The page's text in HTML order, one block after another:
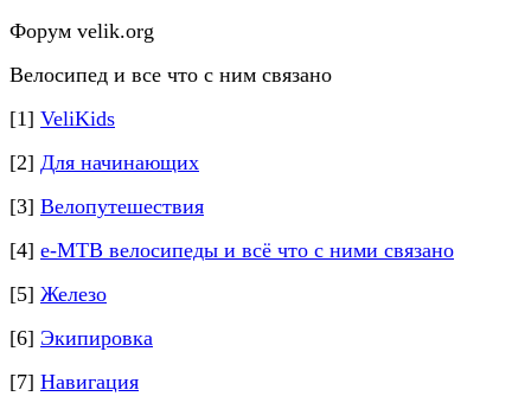
Форум velik.org
Велосипед и все что с ним связано
[1] VeliKids
[2] Для начинающих
[3] Велопутешествия
[4] e-MTB велосипеды и всё что с ними связано
[5] Железо
[6] Экипировка
[7] Навигация